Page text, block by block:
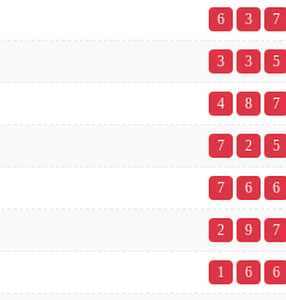
6 3 7
3 3 5
4 8 7
7 2 5
7 6 6
2 9 7
1 6 6